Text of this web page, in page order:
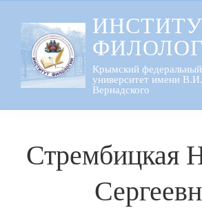
содержанию
Крымский федеральный
университет имени В.И.
Вернадского
Стрембицкая